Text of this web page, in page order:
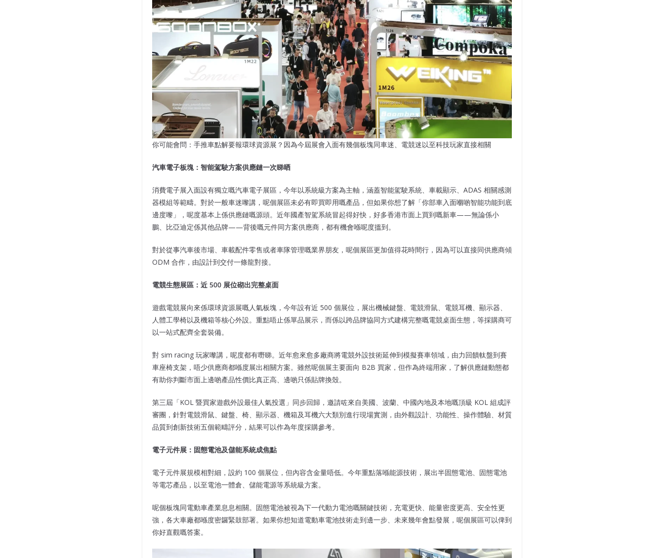
你可能會問：手推車點解要報環球資源展？因為今屆展會入面有幾個板塊同車迷、電競迷以至科技玩家直接相關
汽車電子板塊：智能駕駛方案供應鏈一次睇晒
消費電子展入面設有獨立嘅汽車電子展區，今年以系統級方案為主軸，涵蓋智能駕駛系統、車載顯示、ADAS 相關感測
器模組等範疇。對於一般車迷嚟講，呢個展區未必有即買即用嘅產品，但如果你想了解「你部車入面嗰啲智能功能到底
邊度嚟」，呢度基本上係供應鏈嘅源頭。近年國產智駕系統冒起得好快，好多香港市面上買到嘅新車——無論係小
鵬、比亞迪定係其他品牌——背後嘅元件同方案供應商，都有機會喺呢度搵到。
對於從事汽車後市場、車載配件零售或者車隊管理嘅業界朋友，呢個展區更加值得花時間行，因為可以直接同供應商傾
ODM 合作，由設計到交付一條龍對接。
電競生態展區：近 500 展位砌出完整桌面
遊戲電競展向來係環球資源展嘅人氣板塊，今年設有近 500 個展位，展出機械鍵盤、電競滑鼠、電競耳機、顯示器、
人體工學椅以及機箱等核心外設。重點唔止係單品展示，而係以跨品牌協同方式建構完整嘅電競桌面生態，等採購商可
以一站式配齊全套裝備。
對 sim racing 玩家嚟講，呢度都有嘢睇。近年愈來愈多廠商將電競外設技術延伸到模擬賽車領域，由力回饋軚盤到賽
車座椅支架，唔少供應商都喺度展出相關方案。雖然呢個展主要面向 B2B 買家，但作為終端用家，了解供應鏈動態都
有助你判斷市面上邊啲產品性價比真正高、邊啲只係貼牌換殼。
第三屆「KOL 暨買家遊戲外設最佳人氣投選」同步回歸，邀請咗來自美國、波蘭、中國內地及本地嘅頂級 KOL 組成評
審團，針對電競滑鼠、鍵盤、椅、顯示器、機箱及耳機六大類別進行現場實測，由外觀設計、功能性、操作體驗、材質
品質到創新技術五個範疇評分，結果可以作為年度採購參考。
電子元件展：固態電池及儲能系統成焦點
電子元件展規模相對細，設約 100 個展位，但內容含金量唔低。今年重點落喺能源技術，展出半固態電池、固態電池
等電芯產品，以至電池一體倉、儲能電源等系統級方案。
呢個板塊同電動車產業息息相關。固態電池被視為下一代動力電池嘅關鍵技術，充電更快、能量密度更高、安全性更
強，各大車廠都喺度密鑼緊鼓部署。如果你想知道電動車電池技術走到邊一步、未來幾年會點發展，呢個展區可以俾到
你好直觀嘅答案。